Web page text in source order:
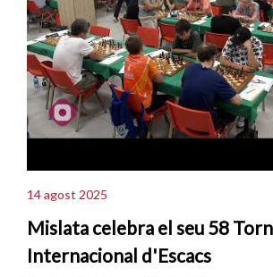
14 agost 2025
Mislata celebra el seu 58
Internacional d'Escacs